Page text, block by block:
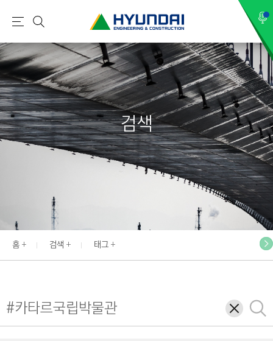
현
건
설
(
H
Y
U
N
E
N
N
E
메
뉴
검
색
검색
홈 검색 태그
삭
제
검
색